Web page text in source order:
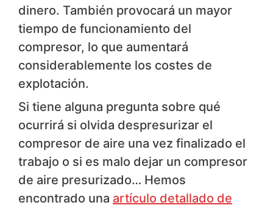
dinero. También provocará un mayor
tiempo de funcionamiento del
compresor, lo que aumentará
considerablemente los costes de
explotación.
Si tiene alguna pregunta sobre qué
ocurrirá si olvida despresurizar el
compresor de aire una vez finalizado el
trabajo o si es malo dejar un compresor
de aire presurizado… Hemos
encontrado una artículo detallado de